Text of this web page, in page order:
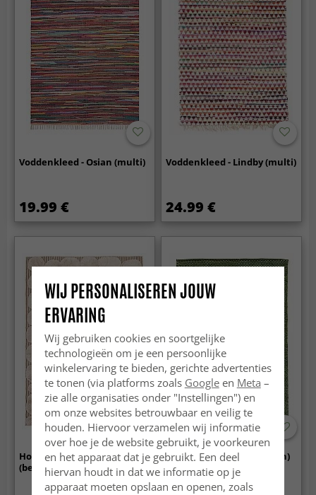
Voddenkleed - Osian (multi)
19.99 €
Voddenkleed - Lindby (multi)
24.99 €
Hoogpolig vloerkleed - Fondi
(beige)
-50%
Voddenkleed - Tuva (groen)
WIJ PERSONALISEREN JOUW
ERVARING
Wij gebruiken cookies en soortgelijke
technologieën om je een persoonlijke
winkelervaring te bieden, gerichte advertenties
te tonen (via platforms zoals Googleen Meta –
zie alle organisaties onder "Instellingen") en
om onze websites betrouwbaar en veilig te
houden. Hiervoor verzamelen wij informatie
over hoe je de website gebruikt, je voorkeuren
en het apparaat dat je gebruikt. Een deel
hiervan houdt in dat we informatie op je
apparaat moeten opslaan en openen, zoals